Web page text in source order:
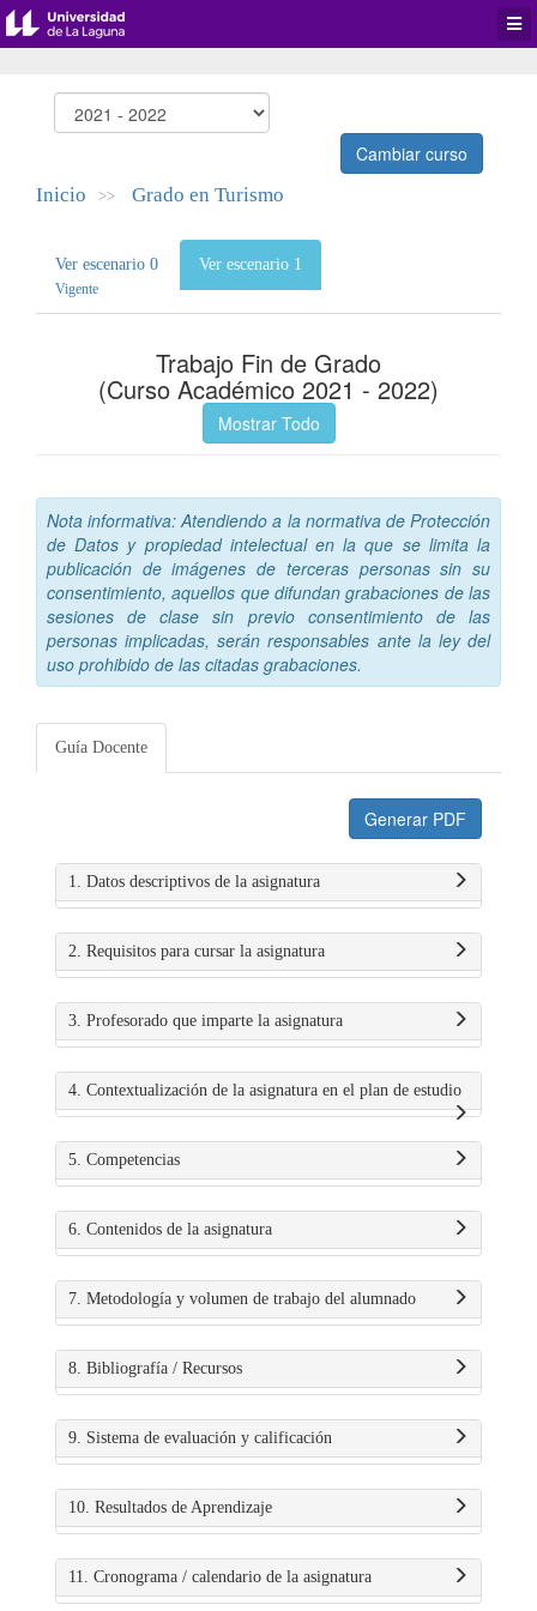
Cambiar curso
Inicio >> Grado en Turismo
Ver escenario 0
Vigente
Ver escenario 1
Trabajo Fin de Grado
(Curso Académico 2021 - 2022)
Mostrar Todo
Nota informativa: Atendiendo a la normativa de Protección
de Datos y propiedad intelectual en la que se limita la
publicación de imágenes de terceras personas sin su
consentimiento, aquellos que difundan grabaciones de las
sesiones de clase sin previo consentimiento de las
personas implicadas, serán responsables ante la ley del
uso prohibido de las citadas grabaciones.
Guía Docente
Generar PDF
1. Datos descriptivos de la asignatura
2. Requisitos para cursar la asignatura
3. Profesorado que imparte la asignatura
4. Contextualización de la asignatura en el plan de estudio
5. Competencias
6. Contenidos de la asignatura
7. Metodología y volumen de trabajo del alumnado
8. Bibliografía / Recursos
9. Sistema de evaluación y calificación
10. Resultados de Aprendizaje
11. Cronograma / calendario de la asignatura